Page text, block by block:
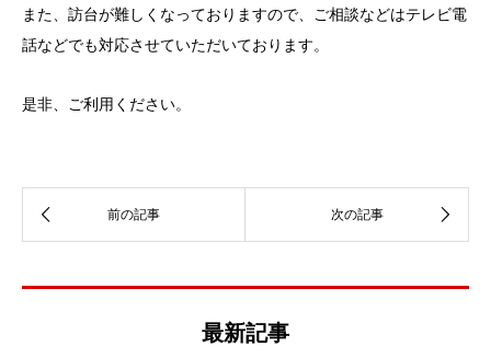
また、訪台が難しくなっておりますので、ご相談などはテレビ電
話などでも対応させていただいております。
是非、ご利用ください。
最新記事